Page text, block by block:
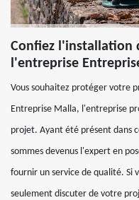
Confiez l'installation
l'entreprise
Vous souhaitez protéger votre
Entreprise Malla, l'entreprise
projet. Ayant été présent dans
sommes devenus l'expert en
fournir un service de qualité. Si
seulement discuter de votre